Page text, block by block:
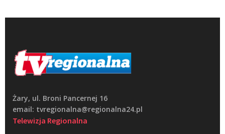
Żary, ul. Broni Pancernej 16
email: tvregionalna@regionalna24.pl
Telewizja Regionalna